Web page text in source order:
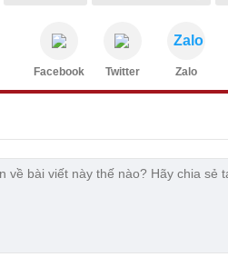
Facebook Twitter
Zalo
Zalo